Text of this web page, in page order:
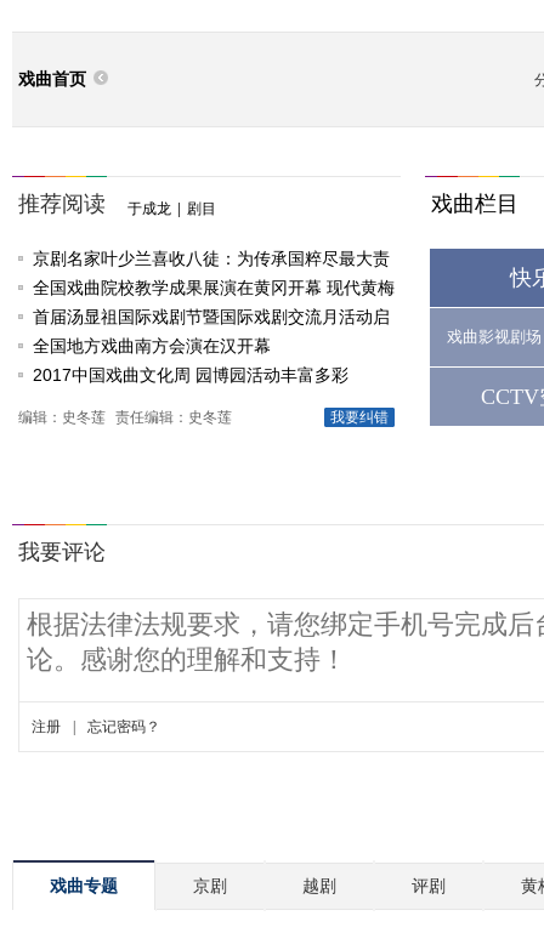
戏曲首页
推荐阅读 于成龙 剧目
京剧名家叶少兰喜收八徒：为传承国粹尽最大责
任
全国戏曲院校教学成果展演在黄冈开幕 现代黄梅
戏《槐花谣》倾情..
首届汤显祖国际戏剧节暨国际戏剧交流月活动启
动
全国地方戏曲南方会演在汉开幕
2017中国戏曲文化周 园博园活动丰富多彩
我要纠错
编辑：史冬莲 责任编辑：史冬莲
戏曲栏目
快
戏曲影视剧场
戏曲专题 京剧 越剧 评剧 黄